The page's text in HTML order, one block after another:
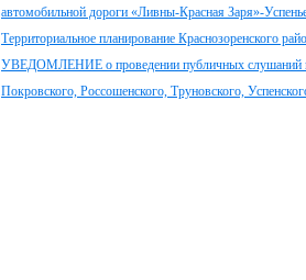
автомобильной дороги «Ливны-Красная Заря»-
Территориальное планирование Краснозоренского
УВЕДОМЛЕНИЕ о проведении публичных слушаний по
Покровского, Россошенского, Труновского,